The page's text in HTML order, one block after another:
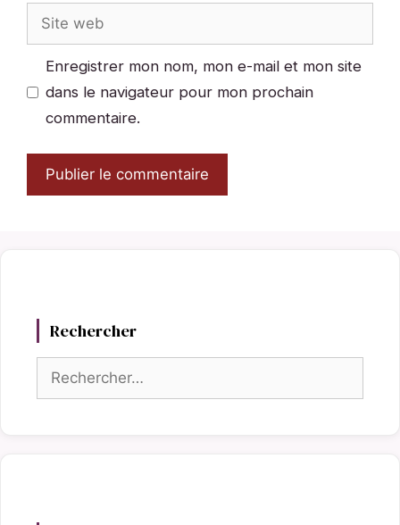
Site
web
Enregistrer mon nom, mon e-mail et mon site
dans le navigateur pour mon prochain
commentaire.
Rechercher
Rechercher :